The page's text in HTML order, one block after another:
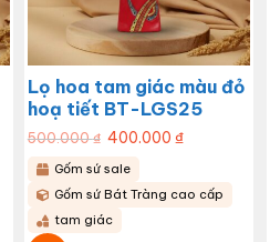
Lọ hoa tam giác màu đỏ
hoạ tiết BT-LGS25
500.000₫ Giá
gốc
là:
500.000 ₫.
400.000₫Giá
hiện
400.000 ₫.
Gốm sứ sale
Gốm sứ Bát Tràng cao cấp
tam giác